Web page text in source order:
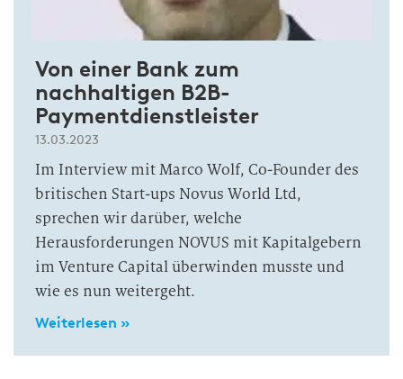
Von einer Bank zum
nachhaltigen B2B-
Paymentdienstleister
13.03.2023
Im Interview mit Marco Wolf, Co-Founder des
britischen Start-ups Novus World Ltd,
sprechen wir darüber, welche
Herausforderungen NOVUS mit Kapitalgebern
im Venture Capital überwinden musste und
wie es nun weitergeht.
Weiterlesen »